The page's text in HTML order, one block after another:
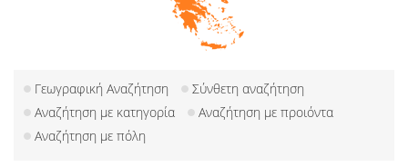
Γεωγραφική Αναζήτηση
Σύνθετη αναζήτηση
Αναζήτηση με κατηγορία
Αναζήτηση με προιόντα
Αναζήτηση με πόλη